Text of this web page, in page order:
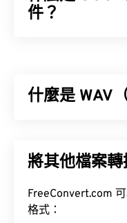
件？
檔案以其高品質而
如何開啟
開啟 OGG 檔案的
什麼是 WAV
格式 (RIFF)進行迭
消費級設備上使用。
將其他檔案
FreeConvert.com 可
格式：